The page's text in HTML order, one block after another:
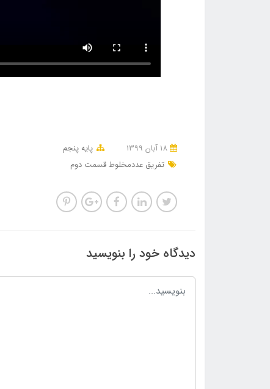
پایه پنجم
تفریق عددمخلوط قسمت دوم
دیدگاه خود را بنویسید